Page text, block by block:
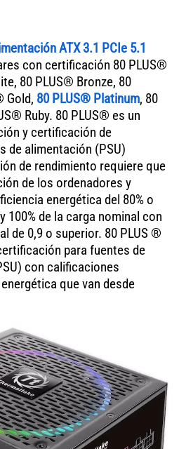
ATX 3.1 PCIe 5.1
con certificación 80 PLUS®
80 PLUS® Bronze, 80
Gold, 80 PLUS® Platinum, 80
Ruby. 80 PLUS® es un
y certificación de
de alimentación (PSU)
de rendimiento requiere que
de los ordenadores y
energética del 80% o
100% de la carga nominal con
de 0,9 o superior. 80 PLUS ®
para fuentes de
con calificaciones
que van desde